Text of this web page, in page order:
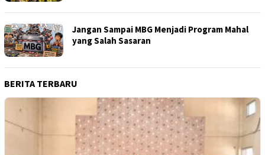
Jangan Sampai MBG Menjadi Program Mahal
yang Salah Sasaran
BERITA TERBARU